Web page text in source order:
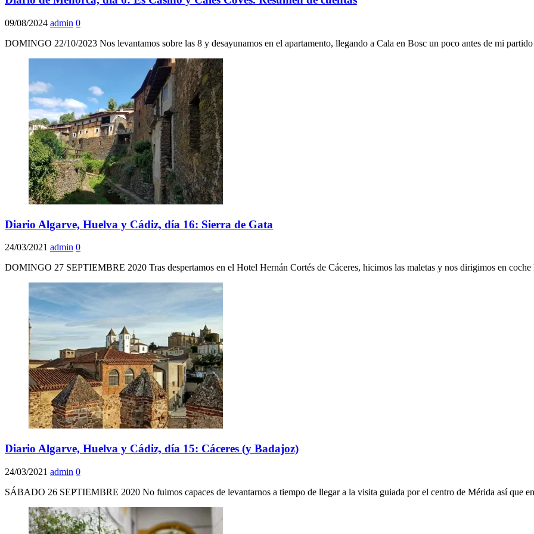
09/08/2024 admin 0
DOMINGO 22/10/2023 Nos levantamos sobre las 8 y desayunamos en el apartamento, llegando a Cala en Bosc un poco antes de mi partido
Diario Algarve, Huelva y Cádiz, día 16: Sierra de Gata
24/03/2021 admin 0
DOMINGO 27 SEPTIEMBRE 2020 Tras despertamos en el Hotel Hernán Cortés de Cáceres, hicimos las maletas y nos dirigimos en coche
Diario Algarve, Huelva y Cádiz, día 15: Cáceres (y Badajoz)
24/03/2021 admin 0
SÁBADO 26 SEPTIEMBRE 2020 No fuimos capaces de levantarnos a tiempo de llegar a la visita guiada por el centro de Mérida así que